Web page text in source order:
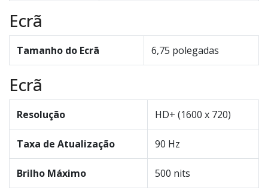
Ecrã
Tamanho do Ecrã 6,75 polegadas
Ecrã
Resolução HD+ (1600 x 720)
Taxa de Atualização 90 Hz
Brilho Máximo 500 nits